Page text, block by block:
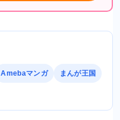
Amebaマンガ まんが王国